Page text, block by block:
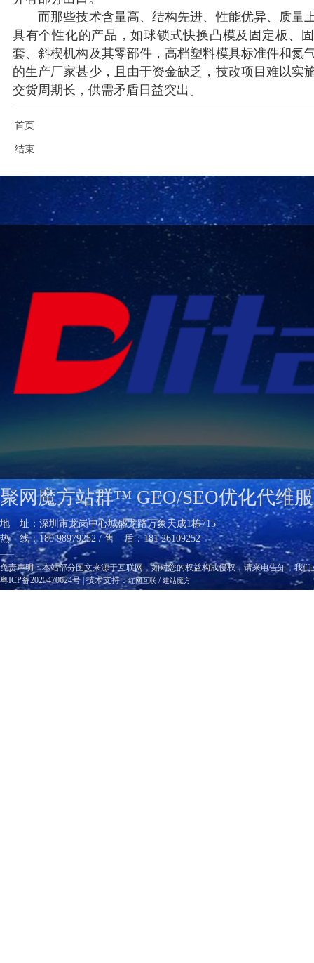
而那些技术含量高、结构先进、性能优异、质量
具有个性化的产品，如球锁式快换凸模及固定板、
套、斜楔机构及其零部件，高档塑料模具标准件和氮
的生产厂家甚少，且由于资金缺乏，技改项目难以实
交货周期长，供需矛盾日益突出。
首页
结束
聚网魔方站群™ GEO/SEO优化代维
地 址：深圳市龙岗中心城盛龙路万象天成1栋715
热 线：180 98979252 / 售 后：181 26109252
——
免责声明：本站部分图文来源于互联网，如对您的权益构成侵权，请来电告知，我们
粤ICP备2025470624号| 技术支持：红网互联 /建站魔方